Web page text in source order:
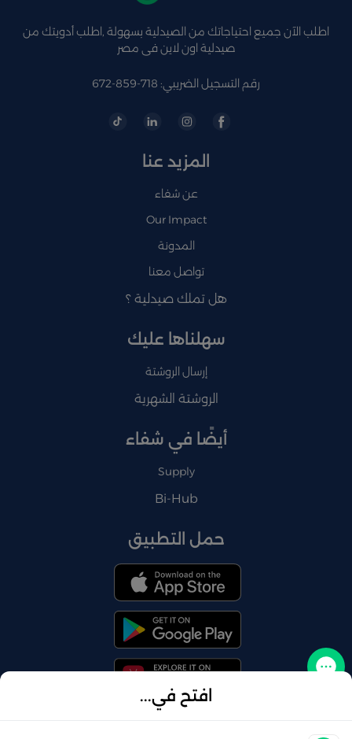
افتح في...
اطلب الآن جميع احتياجاتك من الصيدلية بسهولة ,اطلب أدويتك من
صيدلية اون لاين فى مصر
رقم التسجيل الضريبي: 718-859-672
المزيد عنا
عن شفاء
Our Impact
المدونة
تواصل معنا
هل تملك صيدلية ؟
سهلناها عليك
إرسال الروشتة
الروشتة الشهرية
أيضًا في شفاء
Supply
Bi-Hub
حمل التطبيق
تواصل معنا